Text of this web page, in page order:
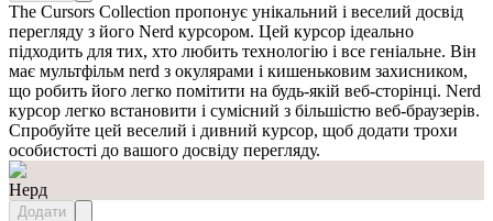
The Cursors Collection пропонує унікальний і веселий досвід
перегляду з його Nerd курсором. Цей курсор ідеально
підходить для тих, хто любить технологію і все геніальне. Він
має мультфільм nerd з окулярами і кишеньковим захисником,
що робить його легко помітити на будь-якій веб-сторінці. Nerd
курсор легко встановити і сумісний з більшістю веб-браузерів.
Спробуйте цей веселий і дивний курсор, щоб додати трохи
особистості до вашого досвіду перегляду.
Нерд
Додати